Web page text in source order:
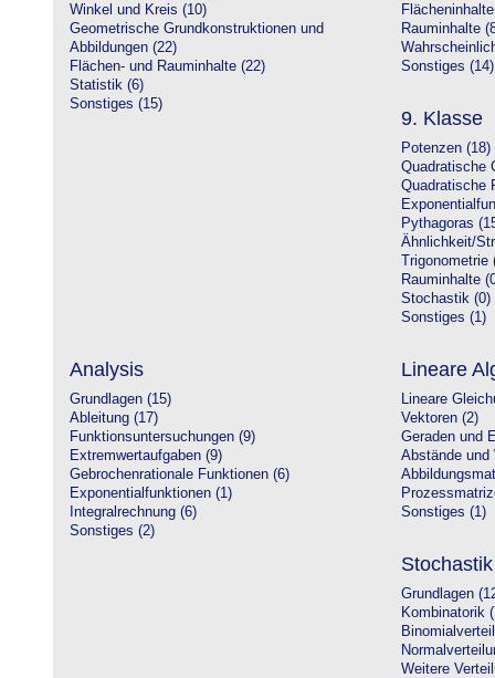
Winkel und Kreis (10)
Geometrische Grundkonstruktionen und
Abbildungen (22)
Flächen- und Rauminhalte (22)
Statistik (6)
Sonstiges (15)
Rauminhalte
Sonstiges (14)
9. Klasse
Potenzen (18)
Quadratische
Quadratische
Pythagoras
Ähnlichkeit/
Trigonometrie
Rauminhalte
Stochastik (0)
Sonstiges (1)
Analysis
Grundlagen (15)
Ableitung (17)
Funktionsuntersuchungen (9)
Extremwertaufgaben (9)
Gebrochenrationale Funktionen (6)
Exponentialfunktionen (1)
Integralrechnung (6)
Sonstiges (2)
Lineare
Lineare
Vektoren (2)
Geraden und
Abstände und
Sonstiges (1)
Stochastik
Grundlagen
Kombinatorik
Weitere